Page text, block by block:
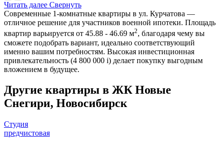
Читать далее Свернуть
Современные 1-комнатные квартиры в ул. Курчатова —
отличное решение для участников военной ипотеки. Площадь
квартир варьируется от 45.88 - 46.69 м2, благодаря чему вы
сможете подобрать вариант, идеально соответствующий
именно вашим потребностям. Высокая инвестиционная
привлекательность (4 800 000 i) делает покупку выгодным
вложением в будущее.
Другие квартиры в ЖК Новые
Снегири, Новосибирск
Студия
предчистовая